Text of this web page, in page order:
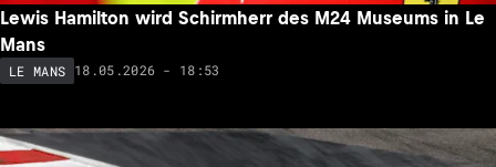
Lewis Hamilton wird Schirmherr des M24 Museums in Le
Mans
LE MANS 18.05.2026 - 18:53